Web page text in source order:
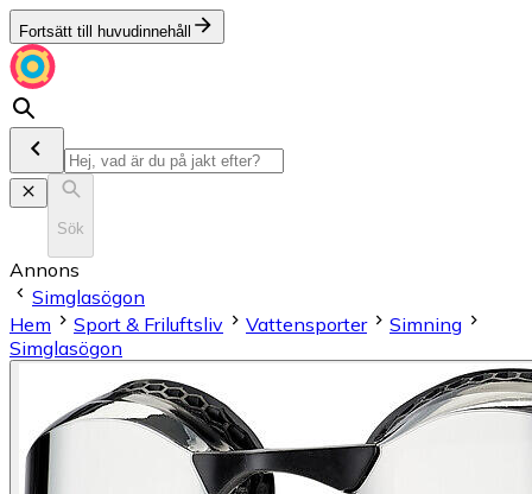
Fortsätt till huvudinnehåll
Sök
Annons
Simglasögon
Hem
Sport & Friluftsliv Vattensporter
Simning
Simglasögon